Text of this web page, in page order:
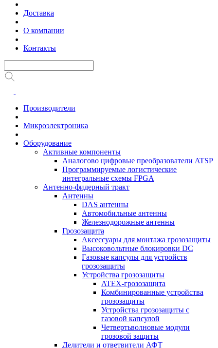
Доставка
О компании
Контакты
Производители
Микроэлектроника
Оборудование
Активные компоненты
Аналогово цифровые преобразователи ATSP
Программируемые логистические
интегральные схемы FPGA
Антенно-фидерный тракт
Антенны
DAS антенны
Автомобильные антенны
Железнодорожные антенны
Грозозащита
Аксессуары для монтажа грозозащиты
Высоковольтные блокировки DC
Газовые капсулы для устройств
грозозащиты
Устройства грозозащиты
ATEX-грозозащита
Комбинированные устройства
грозозащиты
Устройства грозозащиты с
газовой капсулой
Четвертьволновые модули
грозовой защиты
Делители и ответвители АФТ